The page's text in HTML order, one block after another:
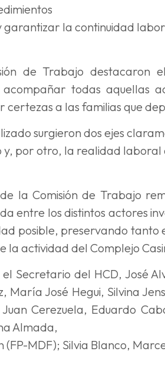
garantizar la continuidad
de Trabajo
todas aquellas
a las familias que
surgieron dos ejes
y, por otro, la realidad
la Comisión de Trabajo
entre los distintos actores
posible, preservando tanto
la actividad del Complejo
Secretario del HCD, José
María José Hegui, Silvina
Cerezuela, Eduardo
Almada,
(FP-MDF); Silvia Blanco,